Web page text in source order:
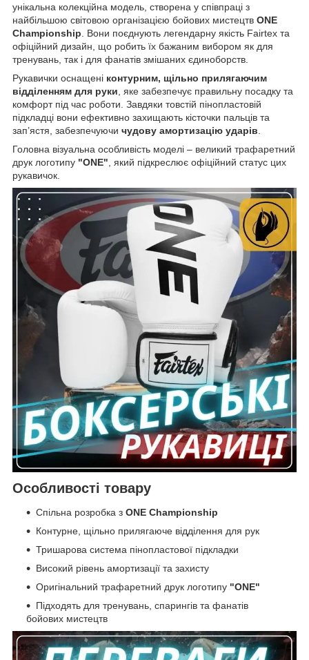
унікальна колекційна модель, створена у співпраці з
найбільшою світовою організацією бойових мистецтв ONE
Championship . Вони поєднують легендарну якість Fairtex та
офіційний дизайн, що робить їх бажаним вибором як для
тренувань, так і для фанатів змішаних єдиноборств.
Рукавички оснащені контурним, щільно прилягаючим
відділенням для руки , яке забезпечує правильну посадку та
комфорт під час роботи. Завдяки товстій пінопластовій
підкладці вони ефективно захищають кісточки пальців та
зап’ястя, забезпечуючи чудову амортизацію ударів
Головна візуальна особливість моделі – великий трафаретний
друк логотипу "ONE" , який підкреслює офіційний статус цих
рукавичок.
Особливості товару
Спільна розробка з ONE Championship
Контурне, щільно прилягаюче відділення для рук
Тришарова система пінопластової підкладки
Високий рівень амортизації та захисту
Оригінальний трафаретний друк логотипу "ONE"
Підходять для тренувань, спарингів та фанатів
бойових мистецтв